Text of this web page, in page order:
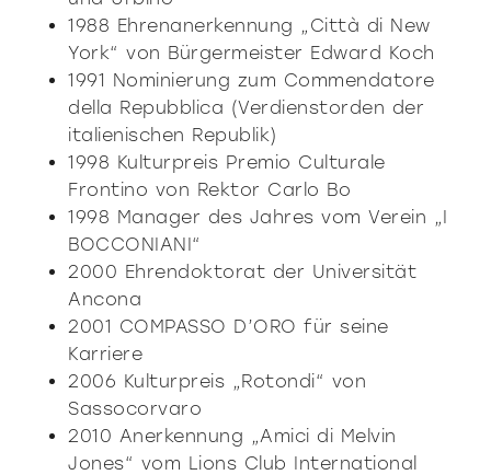
1988 Ehrenanerkennung „Città di New
York“ von Bürgermeister Edward Koch
1991 Nominierung zum Commendatore
della Repubblica (Verdienstorden der
italienischen Republik)
1998 Kulturpreis Premio Culturale
Frontino von Rektor Carlo Bo
1998 Manager des Jahres vom Verein „I
BOCCONIANI“
2000 Ehrendoktorat der Universität
Ancona
2001 COMPASSO D’ORO für seine
Karriere
2006 Kulturpreis „Rotondi“ von
Sassocorvaro
2010 Anerkennung „Amici di Melvin
Jones“ vom Lions Club International